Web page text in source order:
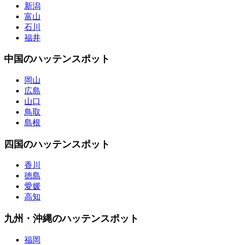
新潟
富山
石川
福井
中国のハッテンスポット
岡山
広島
山口
鳥取
島根
四国のハッテンスポット
香川
徳島
愛媛
高知
九州・沖縄のハッテンスポット
福岡